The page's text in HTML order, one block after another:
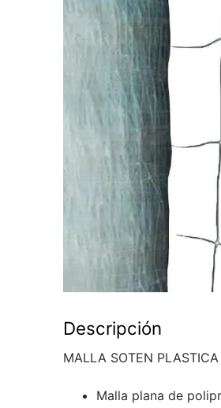
Descripción
MALLA SOTEN
Malla plana de